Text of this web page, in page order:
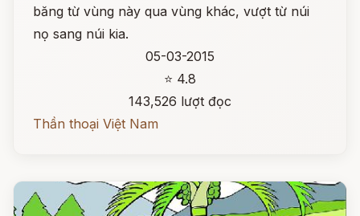
băng từ vùng này qua vùng khác, vượt từ núi
nọ sang núi kia.
05-03-2015
⭐ 4.8
143,526 lượt đọc
Thần thoại Việt Nam